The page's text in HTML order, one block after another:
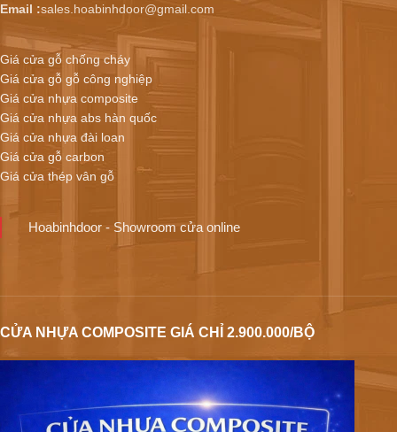
Email :sales.hoabinhdoor@gmail.com
Giá cửa gỗ chống cháy
Giá cửa gỗ gỗ công nghiệp
Giá cửa nhựa composite
Giá cửa nhựa abs hàn quốc
Giá cửa nhựa đài loan
Giá cửa gỗ carbon
Giá cửa thép vân gỗ
Hoabinhdoor - Showroom cửa online
CỬA NHỰA COMPOSITE GIÁ CHỈ 2.900.000/BỘ